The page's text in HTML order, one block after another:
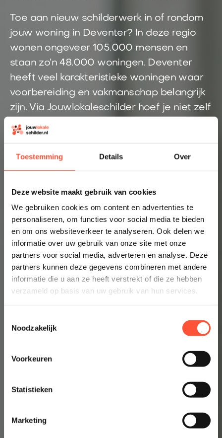
Toestemming Details Over
Deze website maakt gebruik van cookies
We gebruiken cookies om content en advertenties te
personaliseren, om functies voor social media te bieden
en om ons websiteverkeer te analyseren. Ook delen we
informatie over uw gebruik van onze site met onze
partners voor social media, adverteren en analyse. Deze
partners kunnen deze gegevens combineren met andere
informatie die u aan ze heeft verstrekt of die ze hebben
verzameld op basis van uw gebruik van hun services.
Noodzakelijk
Voorkeuren
Statistieken
Marketing
Toe aan nieuw schilderwerk in of rondom
jouw woning in Deventer? In deze regio
wonen ongeveer 105.000 mensen en
staan zo’n 48.000 woningen. Deventer
heeft veel karakteristieke woningen waar
voorbereiding en vakmanschap belangrijk
zijn. Via Jouwlokaleschilder hoef je niet zelf
te zoeken naar een geschikte schilder. Je
doet één aanvraag en krijgt snel
duidelijkheid over de kosten.
Altijd een schilder bij jou in de buurt
Prijsindicatie starten